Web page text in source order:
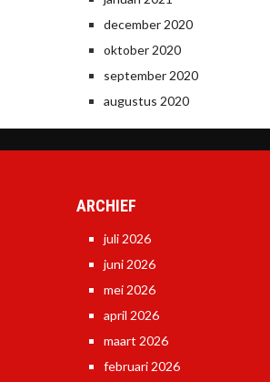
december 2020
oktober 2020
september 2020
augustus 2020
ARCHIEF
juli 2026
juni 2026
mei 2026
april 2026
maart 2026
februari 2026